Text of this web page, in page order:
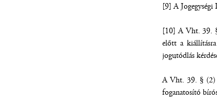
[9] A Jogegységi
[10] A Vht. 39. §
előtt a
jogutódlás
A Vht. 39. § (2)
foganatosító